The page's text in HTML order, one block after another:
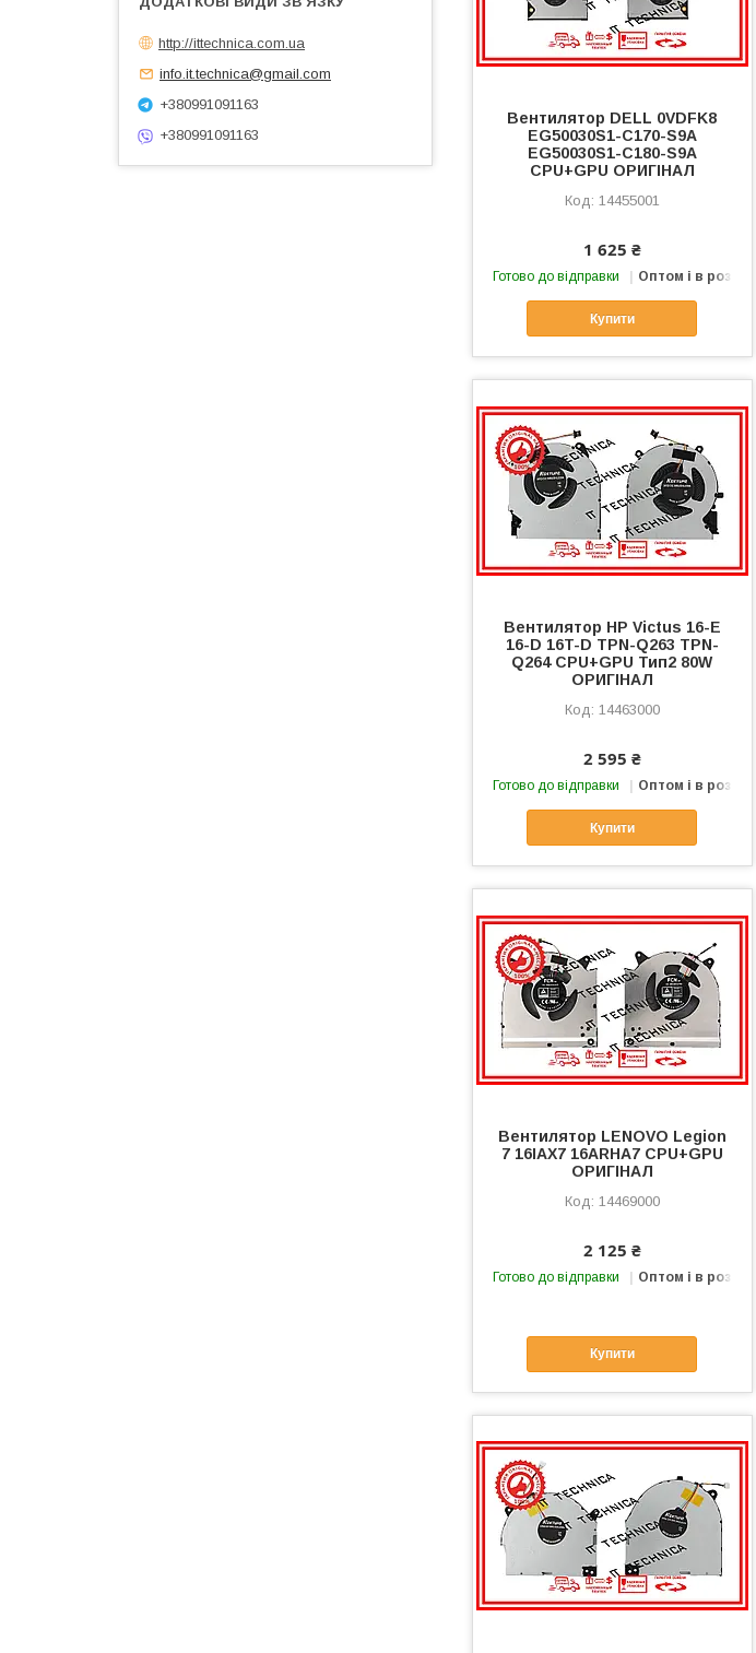
Вентилятор DELL 0VDFK8
EG50030S1-C170-S9A
EG50030S1-C180-S9A
CPU+GPU ОРИГІНАЛ
14455001
1 625 ₴
Готово до відправки Оптом і в роздріб
Купити
Вентилятор HP Victus 16-E
16-D 16T-D TPN-Q263 TPN-
Q264 CPU+GPU Тип2 80W
ОРИГІНАЛ
14463000
2 595 ₴
Готово до відправки Оптом і в роздріб
Купити
Вентилятор LENOVO Legion
7 16IAX7 16ARHA7 CPU+GPU
ОРИГІНАЛ
14469000
2 125 ₴
Готово до відправки Оптом і в роздріб
Купити
http://ittechnica.com.ua
info.it.technica@gmail.com
+380991091163
+380991091163